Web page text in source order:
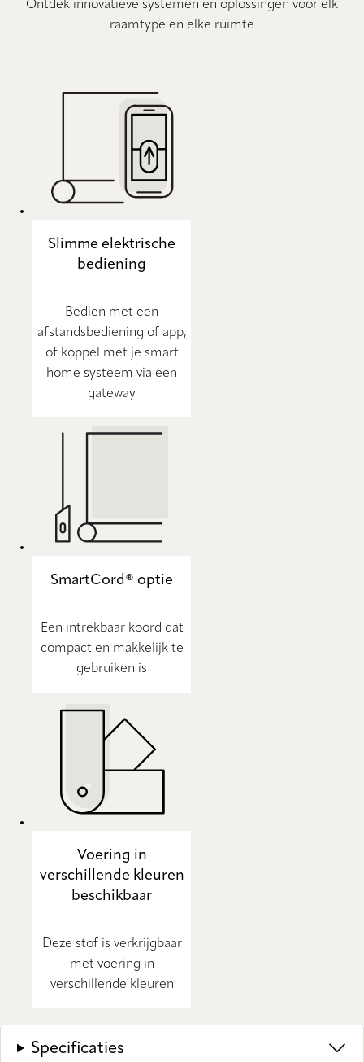
Ontdek innovatieve systemen en oplossingen voor elk
raamtype en elke ruimte
Slimme elektrische
bediening
Bedien met een
afstandsbediening of app,
of koppel met je smart
home systeem via een
gateway
SmartCord® optie
Een intrekbaar koord dat
compact en makkelijk te
gebruiken is
Voering in
verschillende kleuren
beschikbaar
Deze stof is verkrijgbaar
met voering in
verschillende kleuren
Specificaties